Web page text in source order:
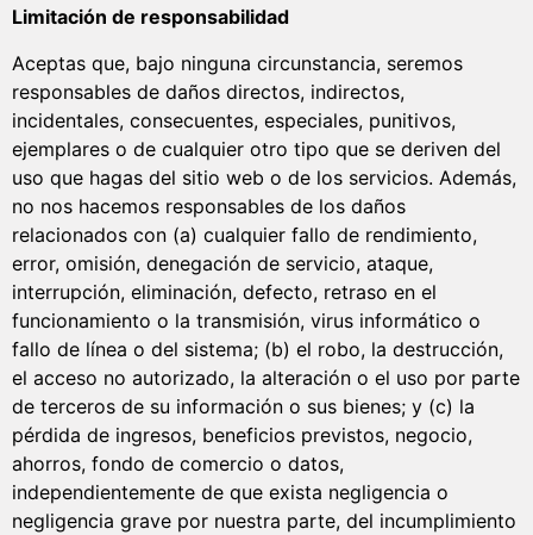
Limitación de responsabilidad
Aceptas que, bajo ninguna circunstancia, seremos
responsables de daños directos, indirectos,
incidentales, consecuentes, especiales, punitivos,
ejemplares o de cualquier otro tipo que se deriven del
uso que hagas del sitio web o de los servicios. Además,
no nos hacemos responsables de los daños
relacionados con (a) cualquier fallo de rendimiento,
error, omisión, denegación de servicio, ataque,
interrupción, eliminación, defecto, retraso en el
funcionamiento o la transmisión, virus informático o
fallo de línea o del sistema; (b) el robo, la destrucción,
el acceso no autorizado, la alteración o el uso por parte
de terceros de su información o sus bienes; y (c) la
pérdida de ingresos, beneficios previstos, negocio,
ahorros, fondo de comercio o datos,
independientemente de que exista negligencia o
negligencia grave por nuestra parte, del incumplimiento